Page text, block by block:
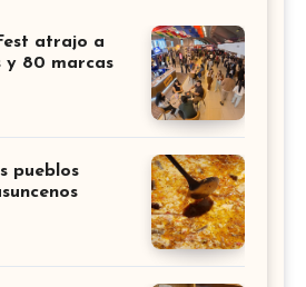
atrajo a
y 80 marcas
pueblos